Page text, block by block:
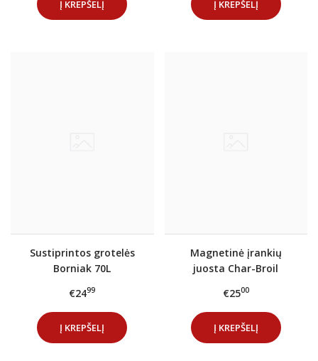
Į KREPŠELĮ Į KREPŠELĮ
Sustiprintos grotelės
Borniak 70L
€2499
Į KREPŠELĮ
Magnetinė įrankių
juosta Char-Broil
€2500
Į KREPŠELĮ